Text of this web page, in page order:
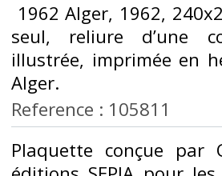
1962 Alger, 1962,
seul, reliure d’une
illustrée, imprimée en
Alger. ‎
Reference : 105811
‎Plaquette conçue par